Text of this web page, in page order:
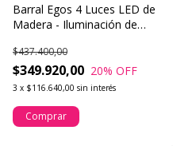
Barral Egos 4 Luces LED de
Madera - Iluminación de
$349.920,00
$437.400,00
20% OFF
3 x $116.640,00 sin interés
Comprar